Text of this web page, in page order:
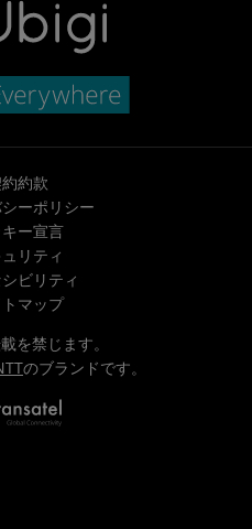
約款
ーポリシー
ー宣言
リティ
ビリティ
マップ
を禁じます。
のブランドです。